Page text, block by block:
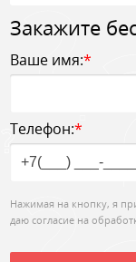
Закажите
Ваше имя:*
Телефон:*
Нажимая на кнопку, я
даю согласие на